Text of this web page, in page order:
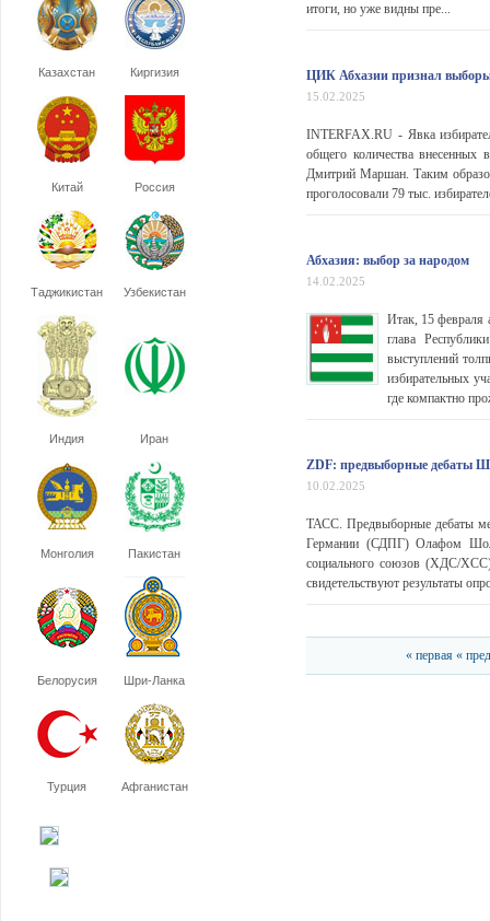
Казахстан Киргизия
Китай Россия
Таджикистан Узбекистан
Индия Иран
Монголия Пакистан
Белорусия Шри-Ланка
Турция Афганистан
итоги, но уже видны пре...
ЦИК Абхазии признал выборы
15.02.2025
INTERFAX.RU - Явка
общего количества внесенных
Дмитрий Маршан. Таким
проголосовали 79 тыс.
Абхазия: выбор за народом
14.02.2025
Итак, 15 февраля
глава
выступлений
избирательных
где компактно
ZDF: предвыборные дебаты
10.02.2025
ТАСС. Предвыборные дебаты
Германии (СДПГ) Олафом
социального союзов (ХДС/
свидетельствуют результаты
« первая «